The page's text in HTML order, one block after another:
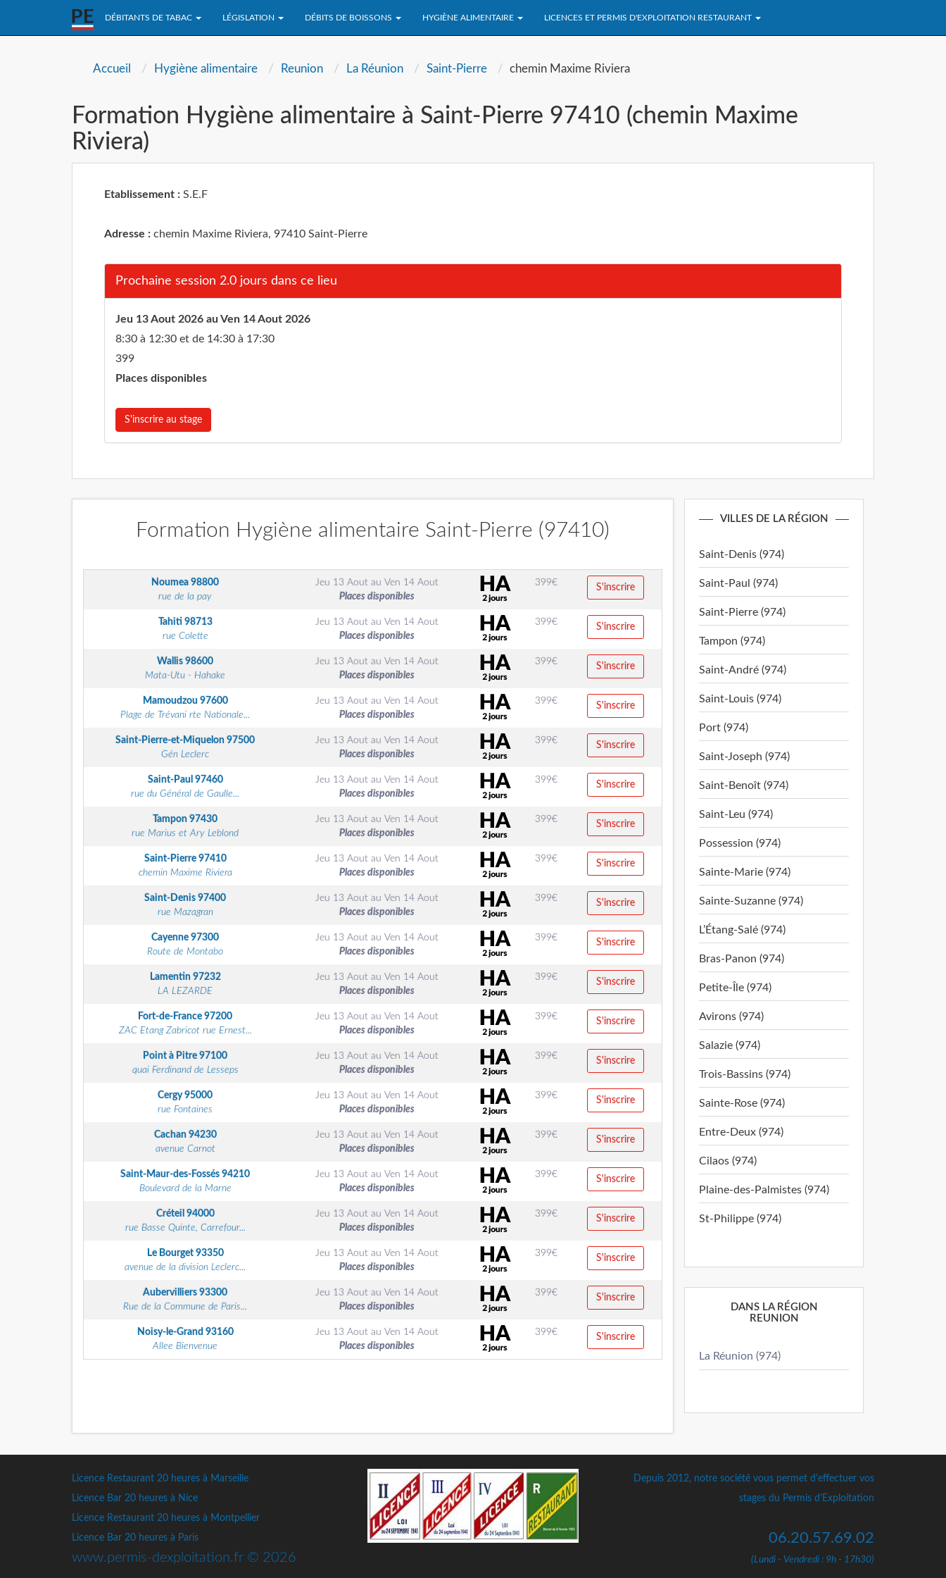
DÉBITANTS DE TABAC LÉGISLATION DÉBITS DE BOISSONS HYGIÈNE ALIMENTAIRE LICENCES ET PERMIS D'EXPLOITATION RESTAURANT
Accueil Hygiène alimentaire Reunion La Réunion Saint-Pierre chemin Maxime Riviera
Formation Hygiène alimentaire à Saint-Pierre 97410 (chemin Maxime
Riviera)
Etablissement : S.E.F
Adresse : chemin Maxime Riviera, 97410 Saint-Pierre
Prochaine session 2.0 jours dans ce lieu
Jeu 13 Aout 2026 au Ven 14 Aout 2026
8:30 à 12:30 et de 14:30 à 17:30
399
Places disponibles
S'inscrire au stage
Formation Hygiène alimentaire Saint-Pierre (97410)
Noumea 98800
rue de la pay
Jeu 13 Aout au Ven 14 Aout
Places disponibles
399€ S'inscrire
Tahiti 98713
rue Colette
Jeu 13 Aout au Ven 14 Aout
Places disponibles
399€ S'inscrire
Wallis 98600
Mata-Utu - Hahake
Jeu 13 Aout au Ven 14 Aout
Places disponibles
399€ S'inscrire
Mamoudzou 97600
Plage de Trévani rte Nationale...
Jeu 13 Aout au Ven 14 Aout
Places disponibles
399€ S'inscrire
Saint-Pierre-et-Miquelon 97500
Gén Leclerc
Jeu 13 Aout au Ven 14 Aout
Places disponibles
399€ S'inscrire
Saint-Paul 97460
rue du Général de Gaulle...
Jeu 13 Aout au Ven 14 Aout
Places disponibles
399€ S'inscrire
Tampon 97430
rue Marius et Ary Leblond
Jeu 13 Aout au Ven 14 Aout
Places disponibles
399€ S'inscrire
Saint-Pierre 97410
chemin Maxime Riviera
Jeu 13 Aout au Ven 14 Aout
Places disponibles
399€ S'inscrire
Saint-Denis 97400
rue Mazagran
Jeu 13 Aout au Ven 14 Aout
Places disponibles
399€ S'inscrire
Cayenne 97300
Route de Montabo
Jeu 13 Aout au Ven 14 Aout
Places disponibles
399€ S'inscrire
Lamentin 97232
LA LEZARDE
Jeu 13 Aout au Ven 14 Aout
Places disponibles
399€ S'inscrire
Fort-de-France 97200
ZAC Etang Zabricot rue Ernest...
Jeu 13 Aout au Ven 14 Aout
Places disponibles
399€ S'inscrire
Point à Pitre 97100
quai Ferdinand de Lesseps
Jeu 13 Aout au Ven 14 Aout
Places disponibles
399€ S'inscrire
Cergy95000
rue Fontaines
Jeu 13 Aout au Ven 14 Aout
Places disponibles
399€ S'inscrire
Cachan 94230
avenue Carnot
Jeu 13 Aout au Ven 14 Aout
Places disponibles
399€ S'inscrire
Saint-Maur-des-Fossés 94210
Boulevard de la Marne
Jeu 13 Aout au Ven 14 Aout
Places disponibles
399€ S'inscrire
Créteil 94000
rue Basse Quinte, Carrefour...
Jeu 13 Aout au Ven 14 Aout
Places disponibles
399€ S'inscrire
Le Bourget 93350
avenue de la division Leclerc...
Jeu 13 Aout au Ven 14 Aout
Places disponibles
399€ S'inscrire
Aubervilliers 93300
Rue de la Commune de Paris...
Jeu 13 Aout au Ven 14 Aout
Places disponibles
399€ S'inscrire
Noisy-le-Grand 93160
Allee Bienvenue
Jeu 13 Aout au Ven 14 Aout
Places disponibles
399€ S'inscrire
VILLES DE LA RÉGION
Saint-Denis (974)
Saint-Paul (974)
Saint-Pierre (974)
Tampon (974)
Saint-André (974)
Saint-Louis (974)
Port (974)
Saint-Joseph (974)
Saint-Benoît (974)
Saint-Leu (974)
Possession (974)
Sainte-Marie (974)
Sainte-Suzanne (974)
L’Étang-Salé (974)
Bras-Panon (974)
Petite-Île (974)
Avirons (974)
Salazie (974)
Trois-Bassins (974)
Sainte-Rose (974)
Entre-Deux (974)
Cilaos (974)
Plaine-des-Palmistes (974)
St-Philippe (974)
DANS LA RÉGION
REUNION
La Réunion (974)
Licence Restaurant 20 heures à Marseille
Licence Bar 20 heures à Nice
Licence Restaurant 20 heures à Montpellier
Licence Bar 20 heures à Paris
www.permis-dexploitation.fr © 2026
Depuis 2012, notre société vous permet d'effectuer vos
stages du Permis d'Exploitation
06.20.57.69.02
(Lundi - Vendredi : 9h - 17h30)